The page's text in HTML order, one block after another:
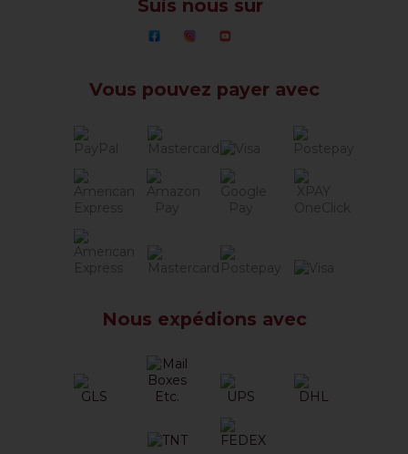
Suis nous sur
Vous pouvez payer avec
Nous expédions avec